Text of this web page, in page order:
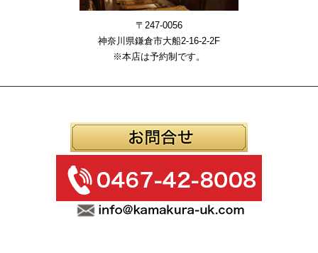
〒247-0056
神奈川県鎌倉市大船2-16-2-2F
※本店は予約制です。